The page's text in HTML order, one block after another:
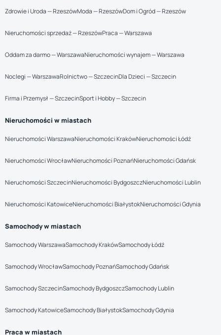
Zdrowie i Uroda — RzeszówModa — RzeszówDom i Ogród — Rzeszów
Nieruchomości sprzedaż — RzeszówPraca — Warszawa
Oddam za darmo — WarszawaNieruchomości wynajem — Warszawa
Noclegi — WarszawaRolnictwo — SzczecinDla Dzieci — Szczecin
Firma i Przemysł — SzczecinSport i Hobby — Szczecin
Nieruchomości w miastach
Nieruchomości WarszawaNieruchomości KrakówNieruchomości Łódź
Nieruchomości WrocławNieruchomości PoznańNieruchomości Gdańsk
Nieruchomości SzczecinNieruchomości BydgoszczNieruchomości Lublin
Nieruchomości KatowiceNieruchomości BiałystokNieruchomości Gdynia
Samochody w miastach
Samochody WarszawaSamochody KrakówSamochody Łódź
Samochody WrocławSamochody PoznańSamochody Gdańsk
Samochody SzczecinSamochody BydgoszczSamochody Lublin
Samochody KatowiceSamochody BiałystokSamochody Gdynia
Praca w miastach